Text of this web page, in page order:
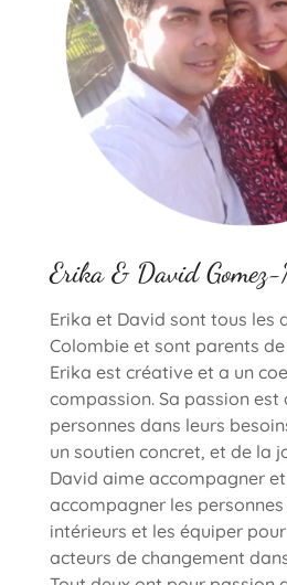
Erika & David
Erika et David sont tous les
Colombie et sont parents
Erika est créative et a un
compassion. Sa passion est
personnes dans leurs
un soutien concret, et de la
David aime accompagner
accompagner les
intérieurs et les équiper
acteurs de changement